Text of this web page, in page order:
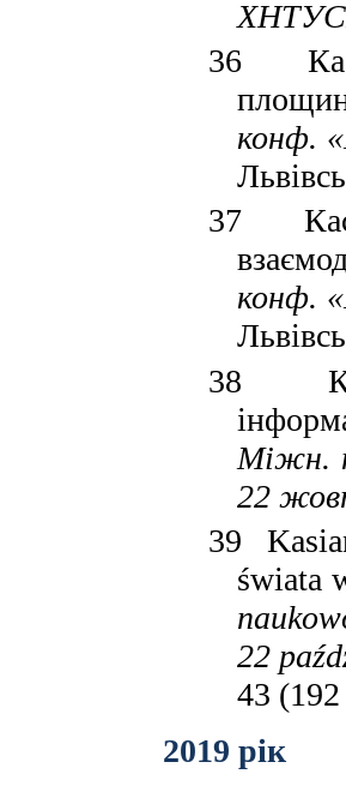
36
конф.
37
конф.
38
Міжн.
22
39
świata
22
43
2019 рік